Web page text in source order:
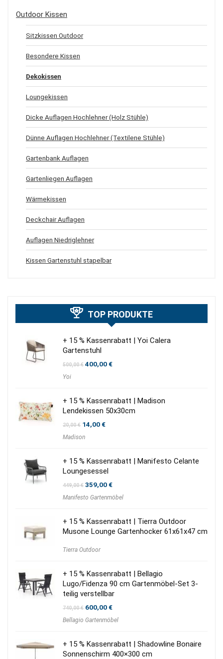
Outdoor Kissen
Sitzkissen Outdoor
Besondere Kissen
Dekokissen
Loungekissen
Dicke Auflagen Hochlehner (Holz Stühle)
Dünne Auflagen Hochlehner (Textilene Stühle)
Gartenbank Auflagen
Gartenliegen Auflagen
Wärmekissen
Deckchair Auflagen
Auflagen Niedriglehner
Kissen Gartenstuhl stapelbar
TOP PRODUKTE
+ 15 % Kassenrabatt | Yoi Calera
Gartenstuhl
500,00€ Ursprünglicher
400,00€Aktueller
Yoi
+ 15 % Kassenrabatt | Madison
Lendekissen 50x30cm
20,00€ Ursprünglicher
war:
14,00€Aktueller
Madison
+ 15 % Kassenrabatt | Manifesto Celante
Loungesessel
449,00€ Ursprünglicher
war:
359,00€Aktueller
ist:
Manifesto Gartenmöbel
+ 15 % Kassenrabatt | Tierra Outdoor
Musone Lounge Gartenhocker 61x61x47 cm
Tierra Outdoor
+ 15 % Kassenrabatt | Bellagio
Lugo/Fidenza 90 cm Gartenmöbel-Set 3-
teilig verstellbar
740,00€ Ursprünglicher
war:
600,00€Aktueller
ist:
Bellagio Gartenmöbel
+ 15 % Kassenrabatt | Shadowline Bonaire
Sonnenschirm 400×300 cm